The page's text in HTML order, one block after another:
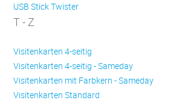
USB Stick Twister
T - Z
Visitenkarten 4-seitig
Visitenkarten 4-seitig - Sameday
Visitenkarten mit Farbkern - Sameday
Visitenkarten Standard